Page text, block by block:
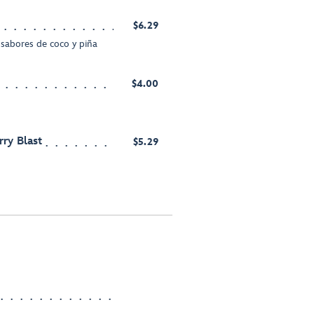
de coco y piña
$6.29
$4.00
Blast $5.29